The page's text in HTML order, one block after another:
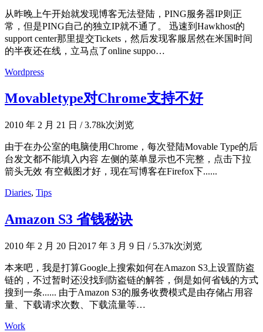
从昨晚上午开始就发现博客无法登陆，PING服务器IP则正
常，但是PING自己的独立IP就不通了。 迅速到Hawkhost的
support center那里提交Tickets，然后发现客服居然在米国时间
的半夜还在线，立马点了online suppo…
Wordpress
Movabletype对Chrome支持不好
2010 年 2 月 21 日 /3.78k次浏览
由于在办公室的电脑使用Chrome，每次登陆Movable Type的后
台发文都不能填入内容 左侧的菜单显示也不完整，点击下拉
箭头无效 有空截图才好，现在写博客在Firefox下......
Diaries, Tips
Amazon S3 省钱秘诀
2010 年 2 月 20 日 2017 年 3 月 9 日 /5.37k次浏览
本来吧，我是打算Google上搜索如何在Amazon S3上设置防盗
链的，不过暂时还没找到防盗链的解答，倒是如何省钱的方式
搜到一条...... 由于Amazon S3的服务收费模式是由存储占用容
量、下载请求次数、下载流量等…
Work